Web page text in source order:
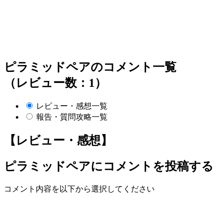
ピラミッドペアのコメント一覧
（レビュー数：1）
レビュー・感想一覧
報告・質問攻略一覧
【レビュー・感想】
ピラミッドペアにコメントを投稿する
コメント内容を以下から選択してください